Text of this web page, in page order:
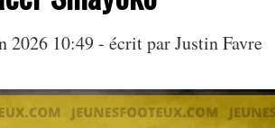
2026 10:49 - écrit parJustin Favre